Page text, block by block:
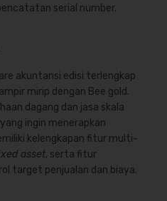
serial number.
akuntansi edisi terlengkap
mirip dengan Bee gold.
dagang dan jasa skala
ingin menerapkan
kelengkapan fitur multi-
asset, serta fitur
target penjualan dan biaya.